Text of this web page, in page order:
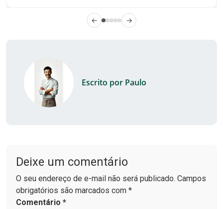
← →
Escrito por Paulo
Deixe um comentário
O seu endereço de e-mail não será publicado. Campos
obrigatórios são marcados com *
Comentário *